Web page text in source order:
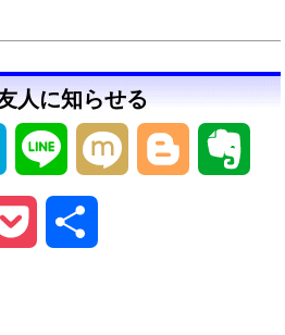
人に知らせる
Hatena Line Mixi Blogger
Pocket